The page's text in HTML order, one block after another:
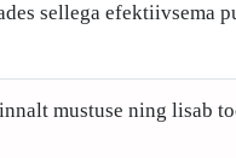
sellega efektiivsema
mustuse ning lisab